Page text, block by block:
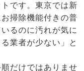
です。東京では新
掃除機能付きの普
るのに汚れが気に
業者が少ない」と
だけではありませ